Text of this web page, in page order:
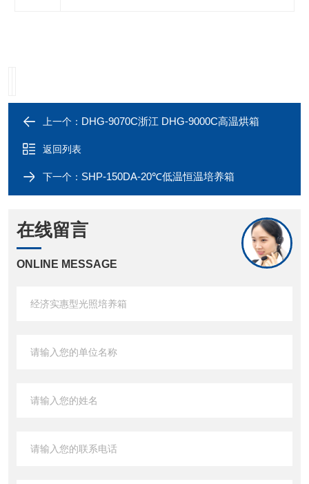
上一个： DHG-9070C浙江 DHG-9000C高温烘箱
返回列表
下一个： SHP-150DA-20℃低温恒温培养箱
在线留言
ONLINE MESSAGE